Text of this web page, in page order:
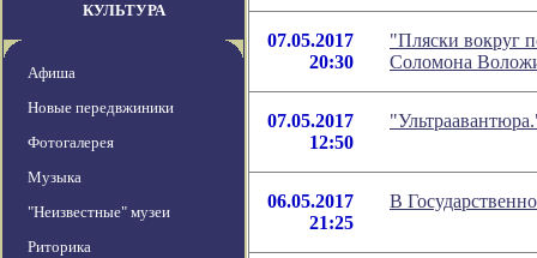
КУЛЬТУРА
Афиша
Новые передвжиники
Фотогалерея
Музыка
"Неизвестные" музеи
Риторика
07.05.2017
20:30
"Пляски вокруг
Соломона
07.05.2017
12:50
06.05.2017
21:25
В